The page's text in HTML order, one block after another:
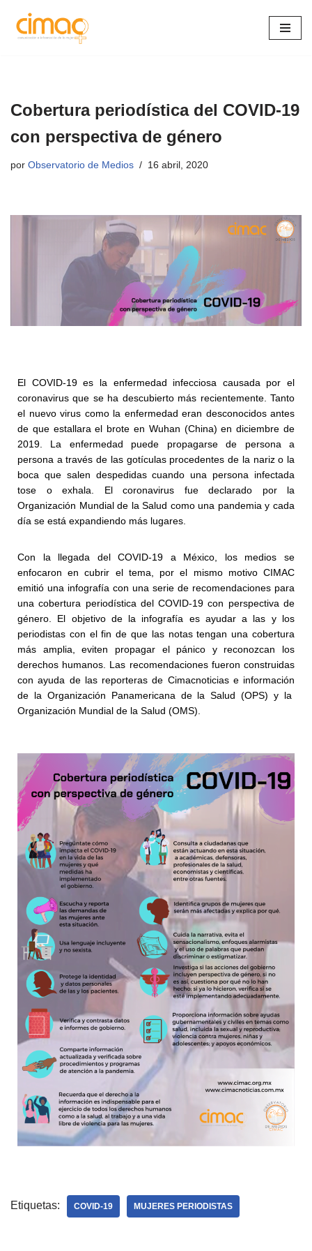
Saltar
Cobertura periodística del COVID-19
con perspectiva de género
por Observatorio de Medios 16 abril, 2020
El COVID-19 es la enfermedad infecciosa causada por el
coronavirus que se ha descubierto más recientemente. Tanto
el nuevo virus como la enfermedad eran desconocidos antes
de que estallara el brote en Wuhan (China) en diciembre de
2019. La enfermedad puede propagarse de persona a
persona a través de las gotículas procedentes de la nariz o la
boca que salen despedidas cuando una persona infectada
tose o exhala. El coronavirus fue declarado por la
Organización Mundial de la Salud como una pandemia y cada
día se está expandiendo más lugares.
Con la llegada del COVID-19 a México, los medios se
enfocaron en cubrir el tema, por el mismo motivo CIMAC
emitió una infografía con una serie de recomendaciones para
una cobertura periodística del COVID-19 con perspectiva de
género. El objetivo de la infografía es ayudar a las y los
periodistas con el fin de que las notas tengan una cobertura
más amplia, eviten propagar el pánico y reconozcan los
derechos humanos. Las recomendaciones fueron construidas
con ayuda de las reporteras de Cimacnoticias e información
de la Organización Panamericana de la Salud (OPS) y la
Organización Mundial de la Salud (OMS).
Etiquetas: COVID-19 MUJERES PERIODISTAS